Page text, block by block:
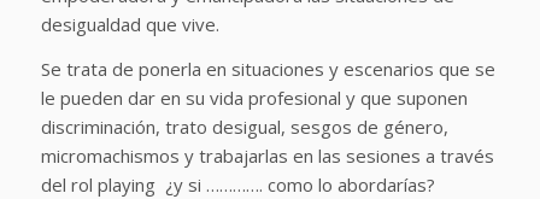
desigualdad que vive.
Se trata de ponerla en situaciones y escenarios que se
le pueden dar en su vida profesional y que suponen
discriminación, trato desigual, sesgos de género,
micromachismos y trabajarlas en las sesiones a través
del rol playing ¿y si …………. como lo abordarías?